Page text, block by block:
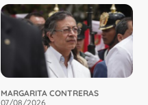
MARGARITA CONTRERAS
07/08/2026